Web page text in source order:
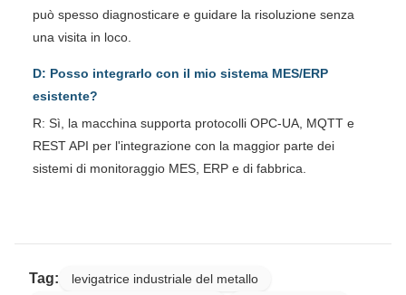
può spesso diagnosticare e guidare la risoluzione senza
una visita in loco.
D: Posso integrarlo con il mio sistema MES/ERP
esistente?
R: Sì, la macchina supporta protocolli OPC-UA, MQTT e
REST API per l'integrazione con la maggior parte dei
sistemi di monitoraggio MES, ERP e di fabbrica.
Tag:
levigatrice industriale del metallo